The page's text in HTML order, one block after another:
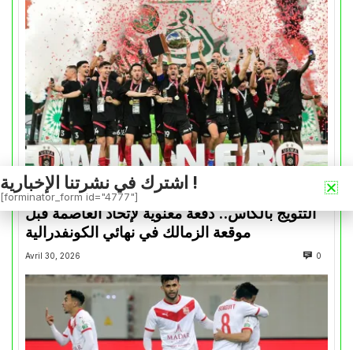
كأس الكونفدرالية
التتويج بالكأس.. دفعة معنوية لإتحاد العاصمة قبل
موقعة الزمالك في نهائي الكونفدرالية
Avril 30, 2026 0
اشترك في نشرتنا الإخبارية !
[forminator_form id="4777"]